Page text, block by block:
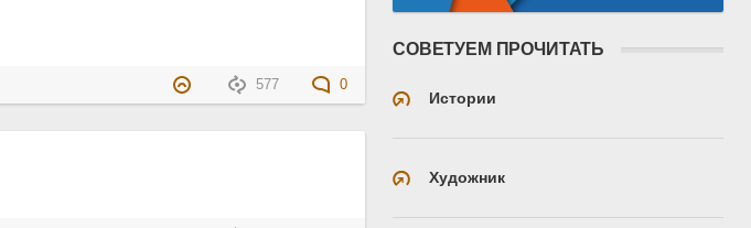
577 0
СОВЕТУЕМ ПРОЧИТАТЬ
Истории
Художник